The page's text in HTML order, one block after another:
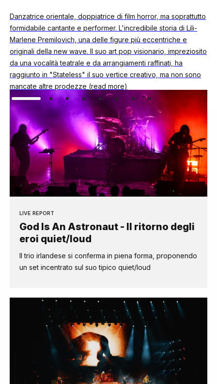
Danzatrice orientale, doppiatrice di film horror, ma soprattutto
formidabile cantante e performer. L'incredibile storia di Lili-
Marlene Premilovich, una delle figure più eccentriche e
originali della new wave. Il suo art pop visionario, impreziosito
da una vocalità teatrale e da arrangiamenti raffinati, ha
raggiunto in "Stateless" il suo vertice creativo, ma non sono
mancate altre prodezze (read more)
LIVE REPORT
God Is An Astronaut - Il ritorno degli
eroi quiet/loud
Il trio irlandese si conferma in piena forma, proponendo
un set incentrato sul suo tipico quiet/loud